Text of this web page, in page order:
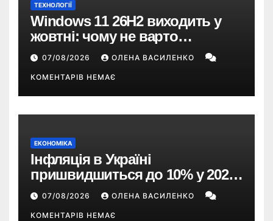
ТЕХНОЛОГІЇ
Windows 11 26H2 виходить у
жовтні: чому не варто
пропускати це оновлення
07/08/2026 ОЛЕНА ВАСИЛЕНКО
КОМЕНТАРІВ НЕМАЄ
ЕКОНОМІКА
Інфляція в Україні
пришвидшиться до 10% у 2026
році — прогноз НБУ
07/08/2026 ОЛЕНА ВАСИЛЕНКО
КОМЕНТАРІВ НЕМАЄ